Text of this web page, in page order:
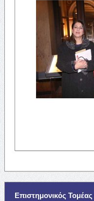
Επιστημονικός